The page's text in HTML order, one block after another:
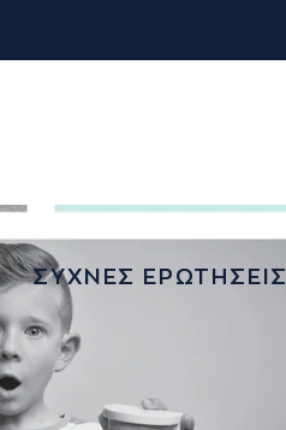
ΣΥΧΝΕΣ ΕΡΩΤΗΣΕΙΣ